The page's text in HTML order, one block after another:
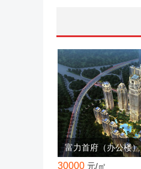
富力首府（办公楼）
30000 元/㎡